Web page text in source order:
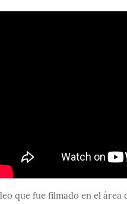
que fue filmado en el